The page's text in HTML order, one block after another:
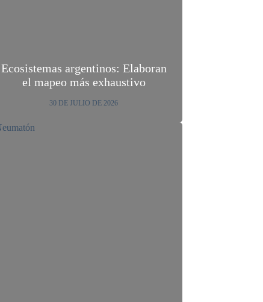
Ecosistemas argentinos: Elaboran
el mapeo más exhaustivo
30 DE JULIO DE 2026